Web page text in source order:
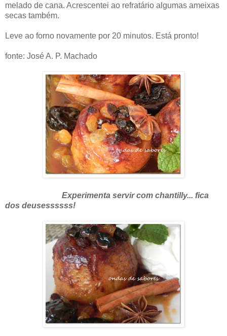
melado de cana. Acrescentei ao refratário algumas ameixas
secas também.
Leve ao forno novamente por 20 minutos. Está pronto!
fonte: José A. P. Machado
Experimenta servir com chantilly... fica
dos deusessssss!